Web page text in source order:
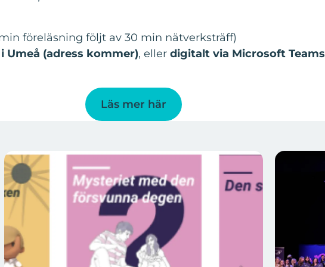
föreläsning följt av 30 min nätverksträff)
i Umeå (adress kommer), eller digitalt via Microsoft Teams
Läs mer här